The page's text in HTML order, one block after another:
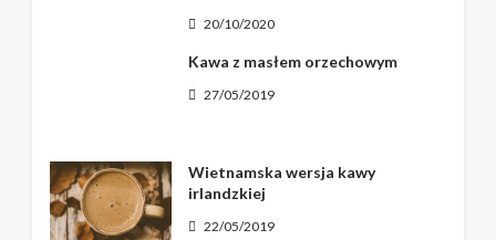
20/10/2020
Kawa z masłem orzechowym
27/05/2019
Wietnamska wersja kawy
irlandzkiej
22/05/2019